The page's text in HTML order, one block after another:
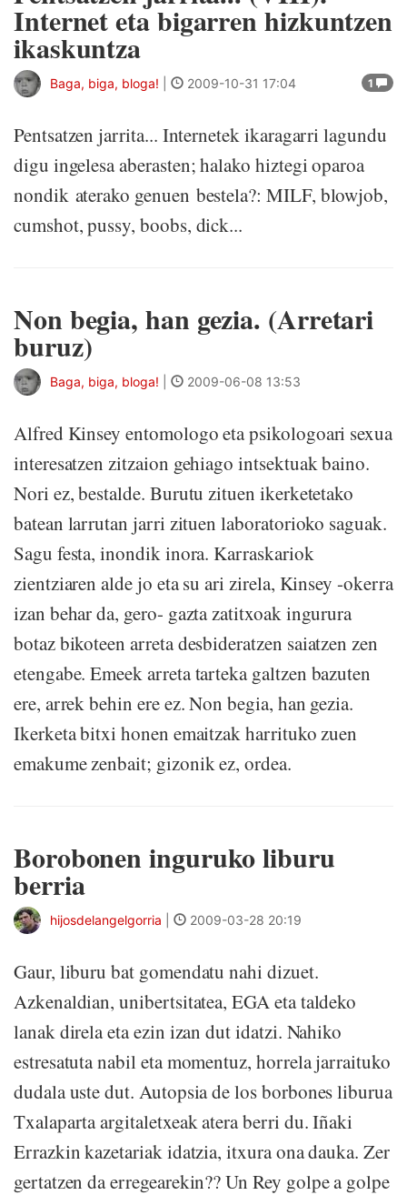
Internet eta bigarren hizkuntzen
ikaskuntza
1
Baga, biga, bloga! 2009-10-31 17:04
Pentsatzen jarrita... Internetek ikaragarri lagundu
digu ingelesa aberasten; halako hiztegi oparoa
nondik aterako genuen bestela?: MILF, blowjob,
cumshot, pussy, boobs, dick...
Non begia, han gezia. (Arretari
buruz)
Baga, biga, bloga! 2009-06-08 13:53
Alfred Kinsey entomologo eta psikologoari sexua
interesatzen zitzaion gehiago intsektuak baino.
Nori ez, bestalde. Burutu zituen ikerketetako
batean larrutan jarri zituen laboratorioko saguak.
Sagu festa, inondik inora. Karraskariok
zientziaren alde jo eta su ari zirela, Kinsey -okerra
izan behar da, gero- gazta zatitxoak ingurura
botaz bikoteen arreta desbideratzen saiatzen zen
etengabe. Emeek arreta tarteka galtzen bazuten
ere, arrek behin ere ez. Non begia, han gezia.
Ikerketa bitxi honen emaitzak harrituko zuen
emakume zenbait; gizonik ez, ordea.
Borobonen inguruko liburu
berria
hijosdelangelgorria 2009-03-28 20:19
Gaur, liburu bat gomendatu nahi dizuet.
Azkenaldian, unibertsitatea, EGA eta taldeko
lanak direla eta ezin izan dut idatzi. Nahiko
estresatuta nabil eta momentuz, horrela jarraituko
dudala uste dut. Autopsia de los borbones liburua
Txalaparta argitaletxeak atera berri du. Iñaki
Errazkin kazetariak idatzia, itxura ona dauka. Zer
gertatzen da erregearekin?? Un Rey golpe a golpe